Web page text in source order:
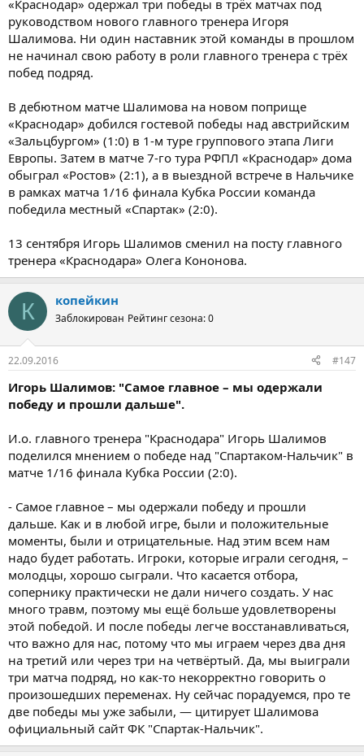
«Краснодар» одержал три победы в трёх матчах под
руководством нового главного тренера Игоря
Шалимова. Ни один наставник этой команды в прошлом
не начинал свою работу в роли главного тренера с трёх
побед подряд.
В дебютном матче Шалимова на новом поприще
«Краснодар» добился гостевой победы над австрийским
«Зальцбургом» (1:0) в 1-м туре группового этапа Лиги
Европы. Затем в матче 7-го тура РФПЛ «Краснодар» дома
обыграл «Ростов» (2:1), а в выездной встрече в Нальчике
в рамках матча 1/16 финала Кубка России команда
победила местный «Спартак» (2:0).
13 сентября Игорь Шалимов сменил на посту главного
тренера «Краснодара» Олега Кононова.
К копейкин
Заблокирован Рейтинг сезона: 0
22.09.2016 #147
Игорь Шалимов: "Самое главное – мы одержали
победу и прошли дальше".
И.о. главного тренера "Краснодара" Игорь Шалимов
поделился мнением о победе над "Спартаком-Нальчик" в
матче 1/16 финала Кубка России (2:0).
- Самое главное – мы одержали победу и прошли
дальше. Как и в любой игре, были и положительные
моменты, были и отрицательные. Над этим всем нам
надо будет работать. Игроки, которые играли сегодня, –
молодцы, хорошо сыграли. Что касается отбора,
сопернику практически не дали ничего создать. У нас
много травм, поэтому мы ещё больше удовлетворены
этой победой. И после победы легче восстанавливаться,
что важно для нас, потому что мы играем через два дня
на третий или через три на четвёртый. Да, мы выиграли
три матча подряд, но как-то некорректно говорить о
произошедших переменах. Ну сейчас порадуемся, про те
две победы мы уже забыли, — цитирует Шалимова
официальный сайт ФК "Спартак-Нальчик".